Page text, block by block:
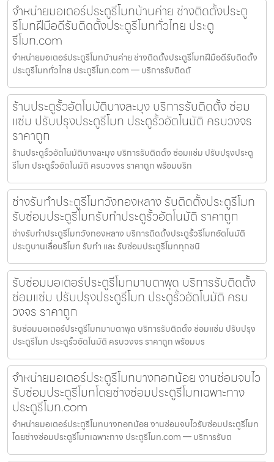
จำหน่ายมอเตอร์ประตูรีโมทบ้านค่าย ช่างติดตั้งประตู
รีโมทฝีมือดีรับติดตั้งประตูรีโมททั่วไทย ประตู
รีโมท.com
จำหน่ายมอเตอร์ประตูรีโมทบ้านค่าย ช่างติดตั้งประตูรีโมทฝีมือดีรับติดตั้ง
ประตูรีโมททั่วไทย ประตูรีโมท.com — บริการรับติดตั
ร้านประตูรั้วอัตโนมัติบางละมุง บริการรับติดตั้ง ซ่อม
แซ่ม ปรับปรุงประตูรีโมท ประตูรั้วอัตโนมัติ ครบวงจร
ราคาถูก
ร้านประตูรั้วอัตโนมัติบางละมุง บริการรับติดตั้ง ซ่อมแซ่ม ปรับปรุงประตู
รีโมท ประตูรั้วอัตโนมัติ ครบวงจร ราคาถูก พร้อมบริก
ช่างรับทำประตูรีโมทวังทองหลาง รับติดตั้งประตูรีโมท
รับซ่อมประตูรีโมทรับทำประตูรั้วอัตโนมัติ ราคาถูก
ช่างรับทำประตูรีโมทวังทองหลาง บริการติดตั้งประตูรั้วรีโมทอัตโนมัติ
ประตูบานเลื่อนรีโมท รับทำ และ รับซ่อมประตูรีโมททุกชนิ
รับซ่อมมอเตอร์ประตูรีโมทมาบตาพุด บริการรับติดตั้ง
ซ่อมแซ่ม ปรับปรุงประตูรีโมท ประตูรั้วอัตโนมัติ ครบ
วงจร ราคาถูก
รับซ่อมมอเตอร์ประตูรีโมทมาบตาพุด บริการรับติดตั้ง ซ่อมแซ่ม ปรับปรุง
ประตูรีโมท ประตูรั้วอัตโนมัติ ครบวงจร ราคาถูก พร้อมบร
จำหน่ายมอเตอร์ประตูรีโมทบางกอกน้อย งานซ่อมจบไว
รับซ่อมประตูรีโมทโดยช่างซ่อมประตูรีโมทเฉพาะทาง
ประตูรีโมท.com
จำหน่ายมอเตอร์ประตูรีโมทบางกอกน้อย งานซ่อมจบไวรับซ่อมประตูรีโมท
โดยช่างซ่อมประตูรีโมทเฉพาะทาง ประตูรีโมท.com — บริการรับต